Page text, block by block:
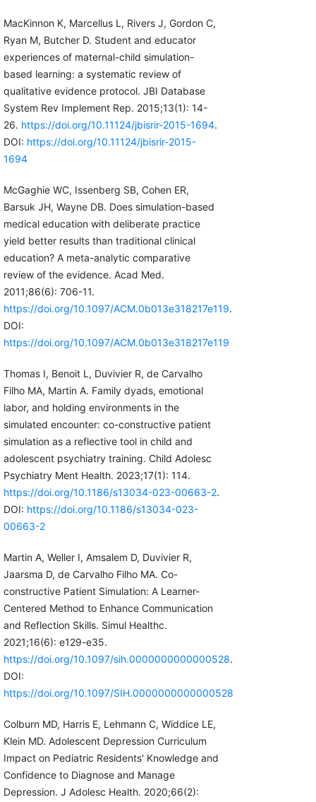
MacKinnon K, Marcellus L, Rivers J, Gordon C,
Ryan M, Butcher D. Student and educator
experiences of maternal-child simulation-
based learning: a systematic review of
qualitative evidence protocol. JBI Database
System Rev Implement Rep. 2015;13(1): 14-
26. https://doi.org/10.11124/jbisrir-2015-1694.
DOI: https://doi.org/10.11124/jbisrir-2015-
1694
McGaghie WC, Issenberg SB, Cohen ER,
Barsuk JH, Wayne DB. Does simulation-based
medical education with deliberate practice
yield better results than traditional clinical
education? A meta-analytic comparative
review of the evidence. Acad Med.
2011;86(6): 706-11.
https://doi.org/10.1097/ACM.0b013e318217e119.
DOI:
https://doi.org/10.1097/ACM.0b013e318217e119
Thomas I, Benoit L, Duvivier R, de Carvalho
Filho MA, Martin A. Family dyads, emotional
labor, and holding environments in the
simulated encounter: co-constructive patient
simulation as a reflective tool in child and
adolescent psychiatry training. Child Adolesc
Psychiatry Ment Health. 2023;17(1): 114.
https://doi.org/10.1186/s13034-023-00663-2.
DOI: https://doi.org/10.1186/s13034-023-
00663-2
Martin A, Weller I, Amsalem D, Duvivier R,
Jaarsma D, de Carvalho Filho MA. Co-
constructive Patient Simulation: A Learner-
Centered Method to Enhance Communication
and Reflection Skills. Simul Healthc.
2021;16(6): e129-e35.
https://doi.org/10.1097/sih.0000000000000528.
DOI:
https://doi.org/10.1097/SIH.0000000000000528
Colburn MD, Harris E, Lehmann C, Widdice LE,
Klein MD. Adolescent Depression Curriculum
Impact on Pediatric Residents' Knowledge and
Confidence to Diagnose and Manage
Depression. J Adolesc Health. 2020;66(2):